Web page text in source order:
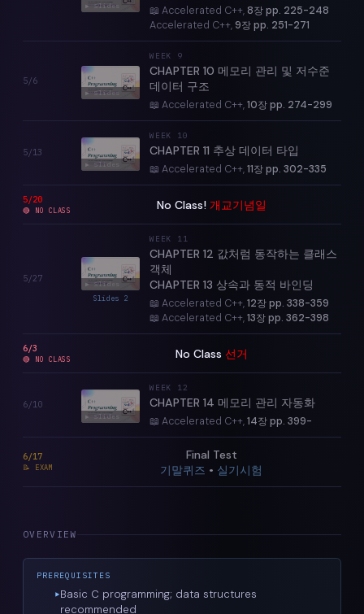
▶ Slides 📖 Accelerated C++, 8장 pp. 225-248
Accelerated C++, 9장 pp. 251-271
5/6
▶ Slides
WEEK 9
CHAPTER 10 메모리 관리 및 저수준
데이터 구조
📖 Accelerated C++,10장 pp. 274-299
5/13
▶ Slides
WEEK 10
CHAPTER 11 추상 데이터 타입
📖 Accelerated C++,11장 pp. 302-335
5/20
🔴 NO CLASS No Class! 개교기념일
5/27 ▶ Slides
Slides 2
WEEK 11
CHAPTER 12 값처럼 동작하는 클래스
객체
CHAPTER 13 상속과 동적 바인딩
📖 Accelerated C++,12장 pp. 338-359
📖 Accelerated C++,13장 pp. 362-398
6/3
🔴 NO CLASS No Class 선거
6/10
▶ Slides
WEEK 12
CHAPTER 14 메모리 관리 자동화
📖 Accelerated C++,14장 pp. 399-
6/17
📝 EXAM
Final Test
기말퀴즈 • 실기시험
OVERVIEW
PREREQUISITES
Basic C programming; data structures
recommended